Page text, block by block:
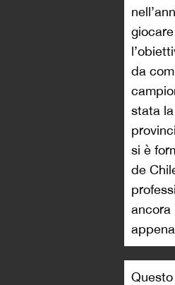
da
stata
si è
de
ancora